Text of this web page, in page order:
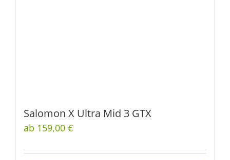
Salomon X Ultra Mid 3 GTX
ab 159,00 €